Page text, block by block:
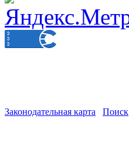
Законодательная карта Поиск